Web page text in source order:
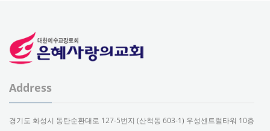
Address
경기도 화성시 동탄순환대로 127-5번지 (산척동 603-1) 우성센트럴타워 10층